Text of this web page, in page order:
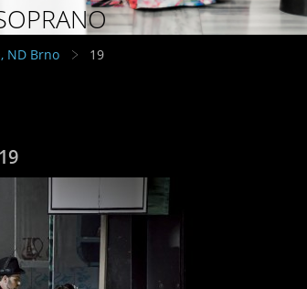
ND Brno 19
19